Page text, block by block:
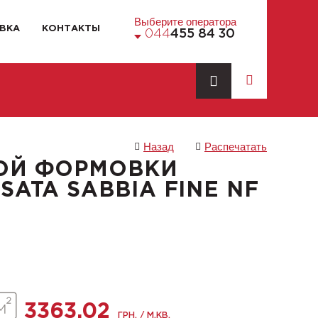
КОНТАКТЫ
Выберите оператора
044455 84 30
Назад Распечатать
ФОРМОВКИ
SABBIA FINE NF
3363.02 ГРН. / М.КВ.